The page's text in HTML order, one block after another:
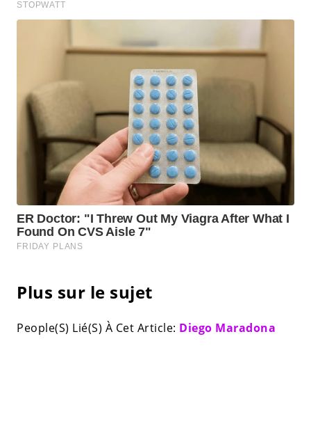
Plus sur le sujet
People(S) Lié(S) À Cet Article: Diego Maradona